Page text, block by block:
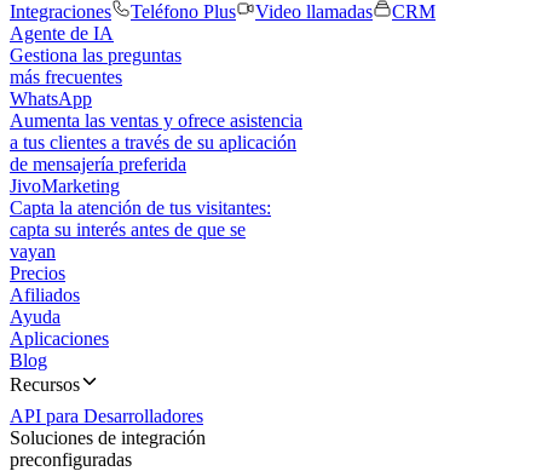
Integraciones
Teléfono Plus Video llamadas
CRM
Agente de IA
Gestiona las preguntas
más frecuentes
WhatsApp
Aumenta las ventas y ofrece asistencia
a tus clientes a través de su aplicación
de mensajería preferida
JivoMarketing
Capta la atención de tus visitantes:
capta su interés antes de que se
vayan
Precios
Afiliados
Ayuda
Aplicaciones
Blog
Recursos
API para Desarrolladores
Soluciones de integración
preconfiguradas